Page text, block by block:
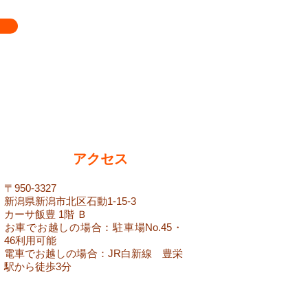
アクセス
​〒950-3327
新潟県新潟市北区石動1-15-3
カーサ飯豊 1階 Ｂ
​お車でお越しの場合：駐車場No.45・
46利用可能
​電車でお越しの場合：JR白新線 豊栄
駅から徒歩3分